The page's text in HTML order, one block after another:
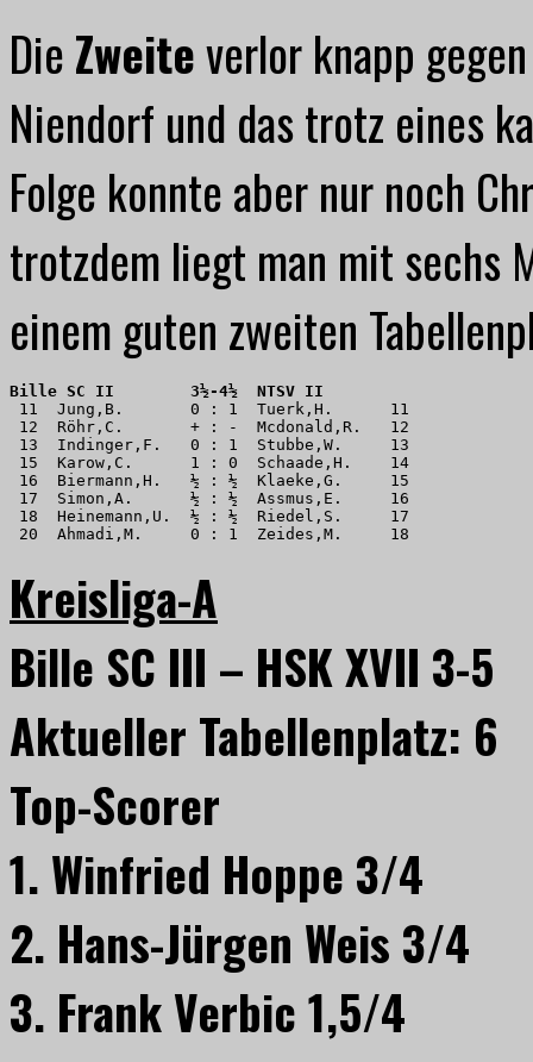
DieZweiteverlor knapp
Niendorf und das trotz eines
Folge konnte aber nur noch
trotzdem liegt man mit sechs
einem guten zweiten
Bille SC II        3½-4½  NTSV II
11  Jung,B.       0 : 1  Tuerk,H.      11
12  Röhr,C.       + : -  Mcdonald,R.   12
13  Indinger,F.   0 : 1  Stubbe,W.     13
15  Karow,C.      1 : 0  Schaade,H.    14
16  Biermann,H.   ½ : ½  Klaeke,G.     15
17  Simon,A.      ½ : ½  Assmus,E.     16
18  Heinemann,U.  ½ : ½  Riedel,S.     17
20  Ahmadi,M.     0 : 1  Zeides,M.     18
Kreisliga-A
Bille SC III – HSK XVII 3-5
Aktueller Tabellenplatz: 6
Top-Scorer
1. Winfried Hoppe 3/4
2. Hans-Jürgen Weis 3/4
3. Frank Verbic 1,5/4